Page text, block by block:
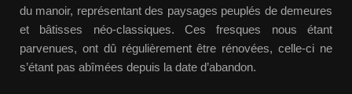
du manoir, représentant des paysages peuplés de demeures
et bâtisses néo-classiques. Ces fresques nous étant
parvenues, ont dû régulièrement être rénovées, celle-ci ne
s’étant pas abîmées depuis la date d’abandon.